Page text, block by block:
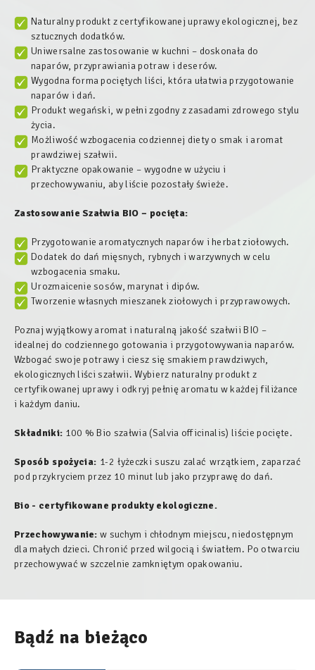
Naturalny produkt z certyfikowanej uprawy ekologicznej, bez
sztucznych dodatków.
Uniwersalne zastosowanie w kuchni – doskonała do
naparów, przyprawiania potraw i deserów.
Wygodna forma pociętych liści, która ułatwia przygotowanie
naparów i dań.
Produkt wegański, w pełni zgodny z zasadami zdrowego stylu
życia.
Możliwość wzbogacenia codziennej diety o smak i aromat
prawdziwej szałwii.
Praktyczne opakowanie – wygodne w użyciu i
przechowywaniu, aby liście pozostały świeże.
Zastosowanie Szałwia BIO – pocięta:
Przygotowanie aromatycznych naparów i herbat ziołowych.
Dodatek do dań mięsnych, rybnych i warzywnych w celu
wzbogacenia smaku.
Urozmaicenie sosów, marynat i dipów.
Tworzenie własnych mieszanek ziołowych i przyprawowych.
Poznaj wyjątkowy aromat i naturalną jakość szałwii BIO –
idealnej do codziennego gotowania i przygotowywania naparów.
Wzbogać swoje potrawy i ciesz się smakiem prawdziwych,
ekologicznych liści szałwii. Wybierz naturalny produkt z
certyfikowanej uprawy i odkryj pełnię aromatu w każdej filiżance
i każdym daniu.
Składniki: 100 % Bio szałwia (Salvia officinalis) liście pocięte.
Sposób spożycia: 1-2 łyżeczki suszu zalać wrzątkiem, zaparzać
pod przykryciem przez 10 minut lub jako przyprawę do dań.
Bio - certyfikowane produkty ekologiczne.
Przechowywanie: w suchym i chłodnym miejscu, niedostępnym
dla małych dzieci. Chronić przed wilgocią i światłem. Po otwarciu
przechowywać w szczelnie zamkniętym opakowaniu.
Bądź na bieżąco